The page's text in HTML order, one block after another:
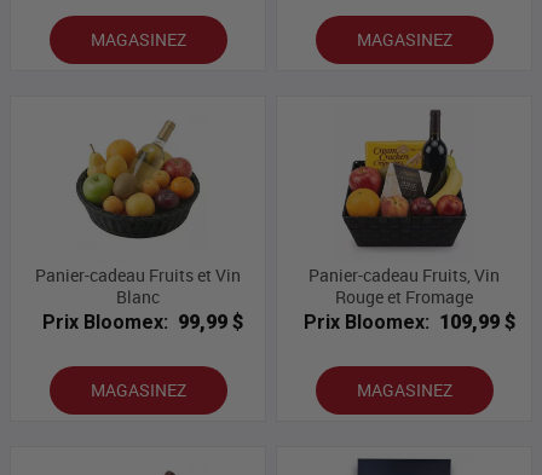
MAGASINEZ MAGASINEZ
Panier-cadeau Fruits et Vin
Blanc
Prix Bloomex: 99,99 $
MAGASINEZ
Panier-cadeau Fruits, Vin
Rouge et Fromage
Prix Bloomex: 109,99 $
MAGASINEZ